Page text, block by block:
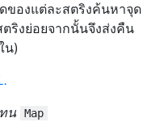
ของแต่ละสตริงค้นหาจุด
ริงย่อยจากนั้นจึงส่งคืน
น)
น Map